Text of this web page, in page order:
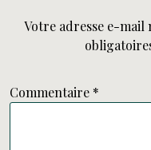
Votre adresse e-mail
Commentaire *